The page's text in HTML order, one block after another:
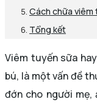
Cách chữa viêm
Tổng kết
Viêm tuyến sữa
bú, là một vấn đề
đớn cho người mẹ,